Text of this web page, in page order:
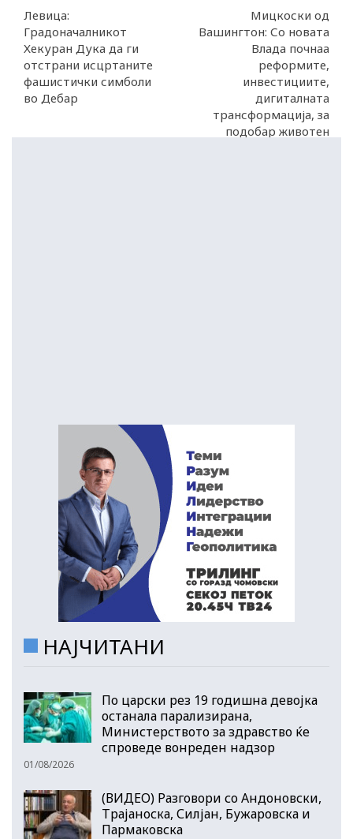
Левица:
Градоначалникот
Хекуран Дука да ги
отстрани исцртаните
фашистички симболи
во Дебар
Мицкоски од
Вашингтон: Со новата
Влада почнаа
реформите,
инвестициите,
дигиталната
трансформација, за
подобар животен
НАЈЧИТАНИ
По царски рез 19 годишна девојка
останала парализирана,
Министерството за здравство ќе
спроведе вонреден надзор
01/08/2026
(ВИДЕО) Разговори со Андоновски,
Трајаноска, Силјан, Бужаровска и
Пармаковска